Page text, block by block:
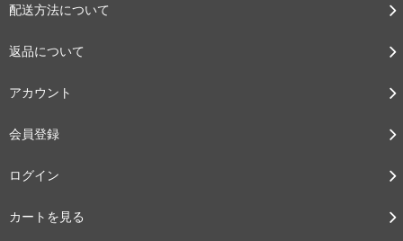
配送方法について
返品について
アカウント
会員登録
ログイン
カートを見る